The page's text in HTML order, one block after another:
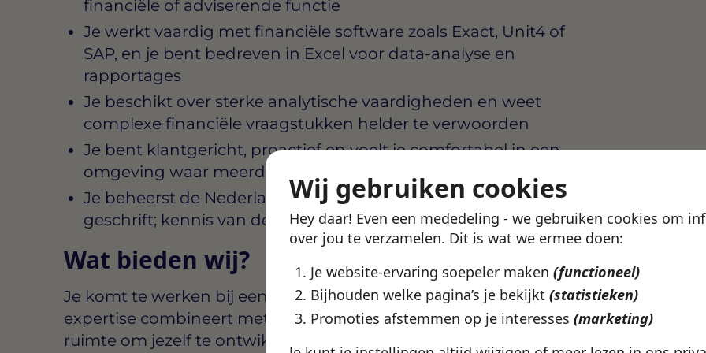
Wij gebruiken cookies
Hey daar! Even een mededeling - we gebruiken cookies om
over jou te verzamelen. Dit is wat we ermee doen:
Je website-ervaring soepeler maken (functioneel)
Bijhouden welke pagina’s je bekijkt (statistieken)
Promoties afstemmen op je interesses (marketing)
financiële of adviserende functie
Je werkt vaardig met financiële software zoals Exact, Unit4 of
SAP, en je bent bedreven in Excel voor data-analyse en
rapportages
Je beschikt over sterke analytische vaardigheden en weet
complexe financiële vraagstukken helder te verwoorden
Je bent klantgericht, proactief en voelt je comfortabel in een
omgeving waar meerdere projecten tegelijk spelen
Je beheerst de Nederlandse taal uitstekend in woord en
geschrift; kennis van de Engelse taal is een pré
Wat bieden wij?
Je komt te werken bij een adviesorganisatie die financiële
expertise combineert met een persoonlijke aanpak. Je krijgt de
ruimte om jezelf te ontwikkelen, neemt snel